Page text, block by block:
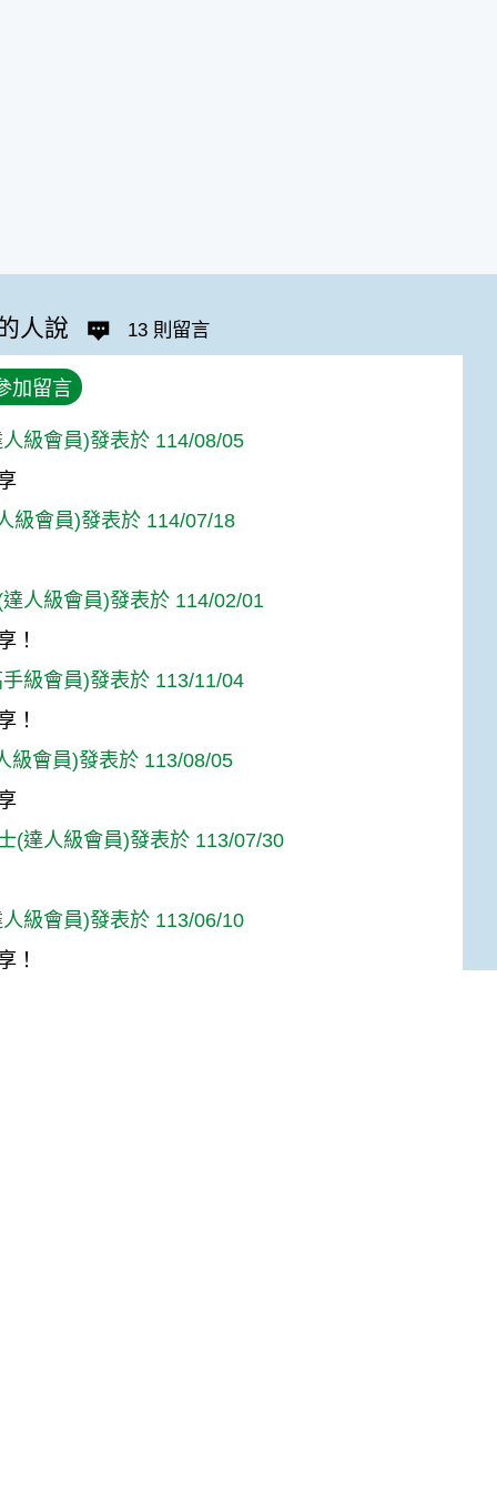
人說 13 則留言
加留言
級會員)發表於 114/08/05
級會員)發表於 114/07/18
人級會員)發表於 114/02/01
！
級會員)發表於 113/11/04
！
級會員)發表於 113/08/05
(達人級會員)發表於 113/07/30
級會員)發表於 113/06/10
！